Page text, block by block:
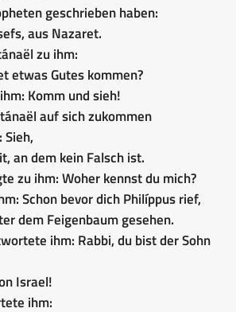
geschrieben haben:
aus Nazaret.
zu ihm:
etwas Gutes kommen?
Komm und sieh!
auf sich zukommen
an dem kein Falsch ist.
zu ihm: Woher kennst du mich?
Schon bevor dich Philíppus rief,
dem Feigenbaum gesehen.
ihm: Rabbi, du bist der Sohn
Israel!
ihm: